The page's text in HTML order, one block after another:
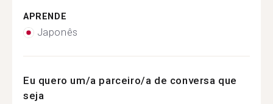
APRENDE
Japonês
Eu quero um/a parceiro/a de conversa que
seja